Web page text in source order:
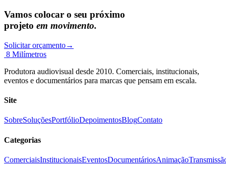
Vamos colocar o seu próximo
projeto em movimento.
Solicitar orçamento→
8 Milímetros
Produtora audiovisual desde 2010. Comerciais, institucionais,
eventos e documentários para marcas que pensam em escala.
Site
SobreSoluçõesPortfólioDepoimentosBlogContato
Categorias
ComerciaisInstitucionaisEventosDocumentáriosAnimação